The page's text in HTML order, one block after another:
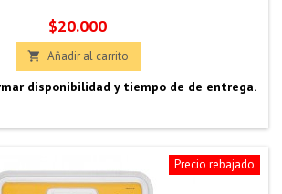
Precio
$20.000
 Añadir al carrito
disponibilidad y tiempo de de entrega.
Precio rebajado